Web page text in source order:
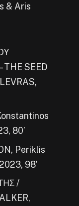
& Aris
SEED
80’
Periklis
98’
/